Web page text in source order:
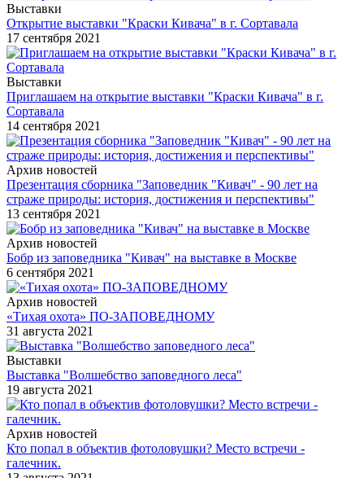
Выставки
Открытие выставки "Краски Кивача" в г. Сортавала
17 сентября 2021
Выставки
Приглашаем на открытие выставки "Краски Кивача" в г.
Сортавала
14 сентября 2021
Архив новостей
Презентация сборника "Заповедник "Кивач" - 90 лет на
страже природы: история, достижения и перспективы"
13 сентября 2021
Архив новостей
Бобр из заповедника "Кивач" на выставке в Москве
6 сентября 2021
Архив новостей
«Тихая охота» ПО-ЗАПОВЕДНОМУ
31 августа 2021
Выставки
Выставка "Волшебство заповедного леса"
19 августа 2021
Архив новостей
Кто попал в объектив фотоловушки? Место встречи -
галечник.